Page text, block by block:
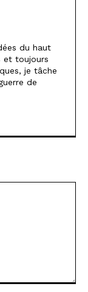
du haut
et toujours
je tâche
de